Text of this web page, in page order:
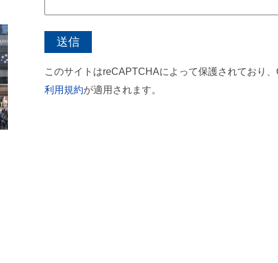
このサイトはreCAPTCHAによって保護されており
利用規約が適用されます。